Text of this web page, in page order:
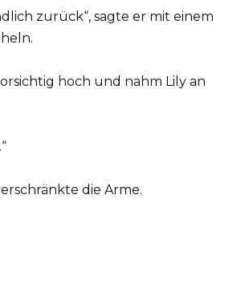
zurück“, sagte er mit einem
hoch und nahm Lily an
die Arme.